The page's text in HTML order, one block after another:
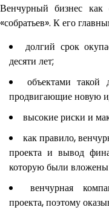
Венчурный бизнес как
«собратьев». К его
долгий срок
десяти лет;
объектами такой
продвигающие новую
высокие риски и
как правило,
проекта и вывод
которую были вложены
венчурная
проекта, поэтому